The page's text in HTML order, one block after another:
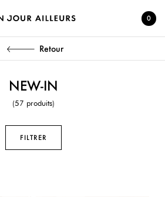
0
Retour
NEW-IN
(57 produits)
FILTRER